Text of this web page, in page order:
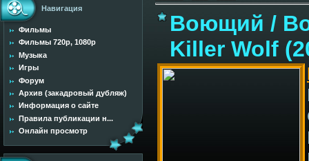
Навигация
Фильмы
Фильмы 720p, 1080p
Музыка
Игры
Форум
Архив (закадровый дубляж)
Информация о сайте
Правила публикации н...
Онлайн просмотр
Воющий /
Killer Wolf